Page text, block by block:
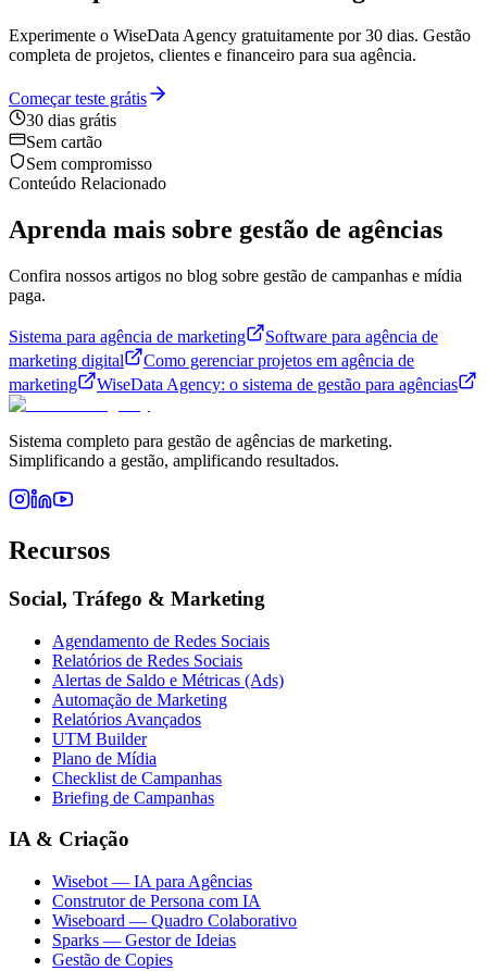
Experimente o WiseData Agency gratuitamente por 30 dias. Gestão
completa de projetos, clientes e financeiro para sua agência.
Começar teste grátis
30 dias grátis
Sem cartão
Sem compromisso
Conteúdo Relacionado
Aprenda mais sobre gestão de agências
Confira nossos artigos no blog sobre gestão de campanhas e mídia
paga.
Sistema para agência de marketing
Software para agência de
marketing digital
Como gerenciar projetos em agência de
marketing
WiseData Agency: o sistema de gestão para agências
Sistema completo para gestão de agências de marketing.
Simplificando a gestão, amplificando resultados.
Recursos
Social, Tráfego & Marketing
Agendamento de Redes Sociais
Relatórios de Redes Sociais
Alertas de Saldo e Métricas (Ads)
Automação de Marketing
Relatórios Avançados
UTM Builder
Plano de Mídia
Checklist de Campanhas
Briefing de Campanhas
IA & Criação
Wisebot — IA para Agências
Construtor de Persona com IA
Wiseboard — Quadro Colaborativo
Sparks — Gestor de Ideias
Gestão de Copies